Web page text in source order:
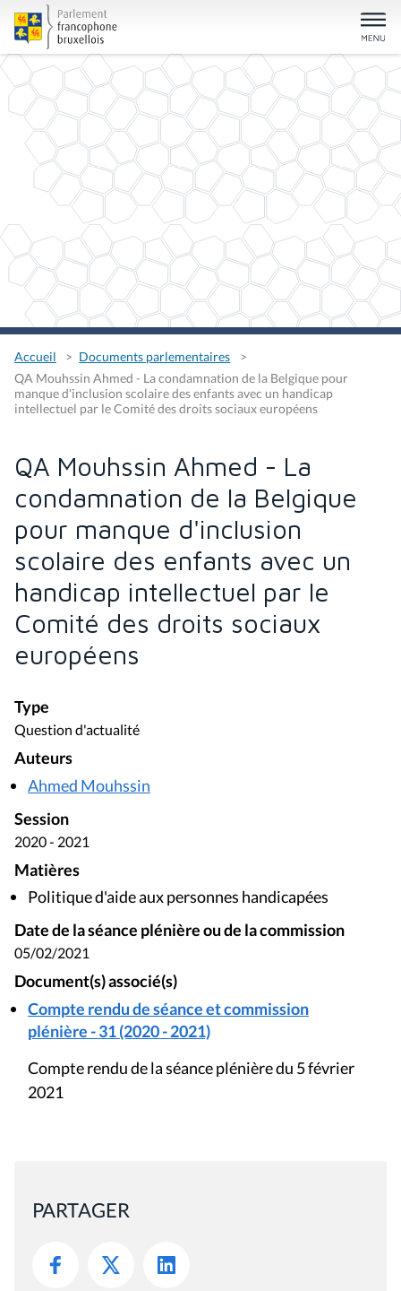
Accueil
Documents parlementaires
QA Mouhssin Ahmed - La condamnation de la Belgique pour
manque d'inclusion scolaire des enfants avec un handicap
intellectuel par le Comité des droits sociaux européens
QA Mouhssin Ahmed - La
condamnation de la Belgique
pour manque d'inclusion
scolaire des enfants avec un
handicap intellectuel par le
Comité des droits sociaux
européens
Type
Question d'actualité
Auteurs
Ahmed Mouhssin
Session
2020 - 2021
Matières
Politique d'aide aux personnes handicapées
Date de la séance plénière ou de la commission
05/02/2021
Document(s) associé(s)
Compte rendu de séance et commission
plénière - 31 (2020 - 2021)
Compte rendu de la séance plénière du 5 février
2021
PARTAGER